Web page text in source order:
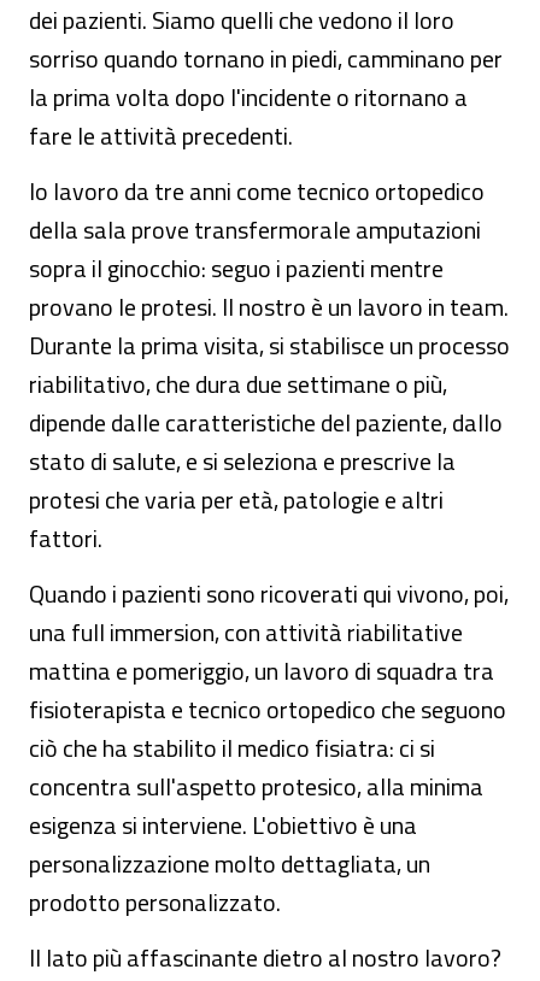
dei pazienti. Siamo quelli che vedono il loro
sorriso quando tornano in piedi, camminano per
la prima volta dopo l'incidente o ritornano a
fare le attività precedenti.
Io lavoro da tre anni come tecnico ortopedico
della sala prove transfermorale amputazioni
sopra il ginocchio: seguo i pazienti mentre
provano le protesi. Il nostro è un lavoro in team.
Durante la prima visita, si stabilisce un processo
riabilitativo, che dura due settimane o più,
dipende dalle caratteristiche del paziente, dallo
stato di salute, e si seleziona e prescrive la
protesi che varia per età, patologie e altri
fattori.
Quando i pazienti sono ricoverati qui vivono, poi,
una full immersion, con attività riabilitative
mattina e pomeriggio, un lavoro di squadra tra
fisioterapista e tecnico ortopedico che seguono
ciò che ha stabilito il medico fisiatra: ci si
concentra sull'aspetto protesico, alla minima
esigenza si interviene. L'obiettivo è una
personalizzazione molto dettagliata, un
prodotto personalizzato.
Il lato più affascinante dietro al nostro lavoro?